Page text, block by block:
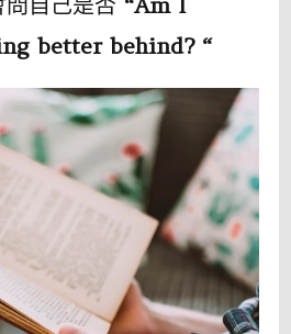
better behind? “